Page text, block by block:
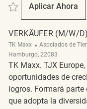
Salvar Verkäufer (m/w/d)
Aplicar Ahora
VERKÄUFER (M/W/D)
TK Maxx Categoría
Asociados de
Hamburgo, 22083
TK Maxx. TJX
oportunidades de
logros. Formará
que adopta la